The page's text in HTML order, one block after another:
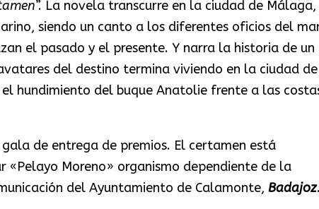
”. La novela transcurre en la ciudad de Málaga,
siendo un canto a los diferentes oficios del
el pasado y el presente. Y narra la historia de un
del destino termina viviendo en la ciudad de
hundimiento del buque Anatolie frente a las
de entrega de premios. El certamen está
«Pelayo Moreno» organismo dependiente de la
del Ayuntamiento de Calamonte, Badajoz